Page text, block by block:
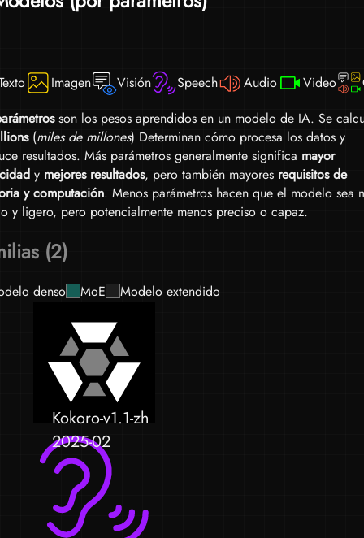
Imagen Visión Speech Audio Video
son los pesos aprendidos en un modelo de IA. Se
(miles de millones) Determinan cómo procesa los datos y
resultados. Más parámetros generalmente significa mayor
y mejores resultados, pero también mayores requisitos de
y computación. Menos parámetros hacen que el modelo sea
y ligero, pero potencialmente menos preciso o capaz.
(2)
denso MoE Modelo extendido
Kokoro-v1.1-zh
2025-02